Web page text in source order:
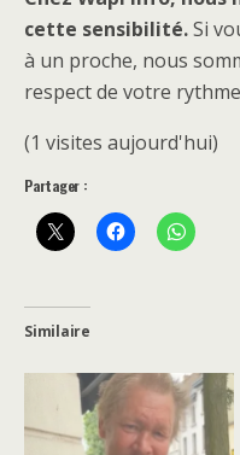
cette sensibilité.Si
à un proche, nous
respect de votre
(1 visites aujourd'hui)
Partager :
Similaire